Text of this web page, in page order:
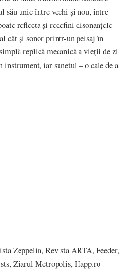
său unic între vechi și nou, între
reflecta și redefini disonanțele
cât și sonor printr-un peisaj în
replică mecanică a vieții de zi
instrument, iar sunetul – o cale de a
Zeppelin, Revista ARTA, Feeder,
Ziarul Metropolis, Happ.ro